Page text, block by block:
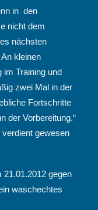
in den
nicht dem
nächsten
kleinen
im Training und
zwei Mal in der
Fortschritte
der Vorbereitung.“
gewesen
gegen
waschechtes